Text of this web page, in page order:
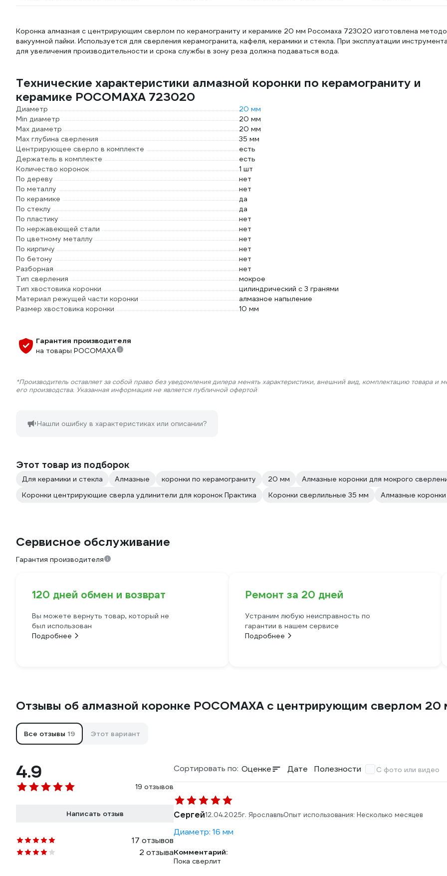
Коронка алмазная с центрирующим сверлом по керамограниту и керамике 20 мм Росомаха 723020 изготовлена
вакуумной пайки. Используется для сверления керамогранита, кафеля, керамики и стекла. При эксплуатации
для увеличения производительности и срока службы в зону реза должна подаваться вода.
Технические характеристики алмазной коронки по керамограниту и
керамике РОСОМАХА 723020
Диаметр
20 мм
Min диаметр
20 мм
Max диаметр
20 мм
Max глубина сверления
35 мм
Центрирующее сверло в комплекте
есть
Держатель в комплекте
есть
Количество коронок
1 шт
По дереву
нет
По металлу
нет
По керамике
да
По стеклу
да
По пластику
нет
По нержавеющей стали
нет
По цветному металлу
нет
По кирпичу
нет
По бетону
нет
Разборная
нет
Тип сверления
мокрое
Тип хвостовика коронки
цилиндрический с 3 гранями
Материал режущей части коронки
алмазное напыление
Размер хвостовика коронки
10 мм
Гарантия производителя
на товары РОСОМАХА
*Производитель оставляет за собой право без уведомления дилера менять характеристики, внешний вид, комплектацию товара и
его производства. Указанная информация не является публичной офертой
Нашли ошибку в характеристиках или описании?
Этот товар из подборок
Для керамики и стекла Алмазные коронки по керамограниту 20 мм
Алмазные коронки для мокрого
Коронки центрирующие сверла удлинители для коронок Практика
Коронки сверлильные 35 мм Алмазные
Сервисное обслуживание
Гарантия производителя
120 дней обмен и возврат
Вы можете вернуть товар, который не
был использован
Подробнее
Ремонт за 20 дней
Устраним любую неисправность по
гарантии в нашем сервисе
Подробнее
Отзывы об алмазной коронке РОСОМАХА с центрирующим сверлом
Все отзывы 19 Этот вариант
4.9
19 отзывов
Написать отзыв
17 отзывов
2 отзыва
Сортировать по: Оценке Дате Полезности С фото или видео
Сергей12.04.2025г. ЯрославльОпыт использования: Несколько месяцев
Диаметр: 16 мм
Комментарий:
Пока сверлит